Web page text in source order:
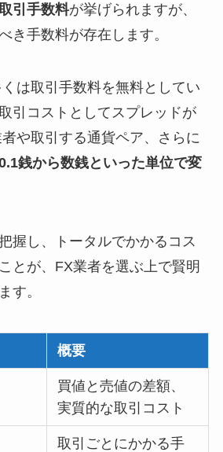
引手数料が挙げられますが、
き手数料が存在します。
は取引手数料を無料としてい
引コストとしてスプレッドが
や取引する通貨ペア、さらに
銭から数銭といった単位で変
握し、トータルでかかるコス
とが、FX業者を選ぶ上で賢明
す。
概要
買値と売値の差額、
実質的な取引コスト
取引ごとにかかる手